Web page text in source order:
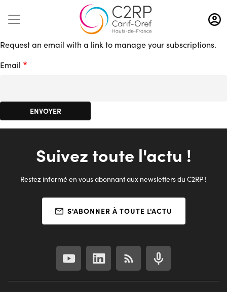
Aller
au
contenu
principal
Request an email with a link to manage your subscriptions.
Email
Suivez toute l'actu !
Restez informé en vous abonnant aux newsletters du C2RP !
S'ABONNER À TOUTE L'ACTU